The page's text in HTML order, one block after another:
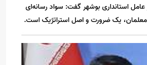
عامل استانداری بوشهر گفت: سواد رسانه‌ای
معلمان، یک ضرورت و اصل استراتژیک است.